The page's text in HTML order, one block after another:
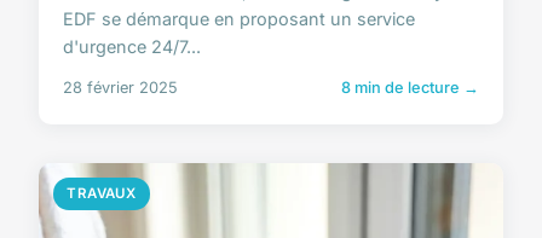
EDF se démarque en proposant un service
d'urgence 24/7...
28 février 2025 8 min de lecture →
TRAVAUX